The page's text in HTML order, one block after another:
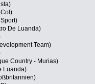
De Luanda)
Team)
Country - Murias)
Luanda)